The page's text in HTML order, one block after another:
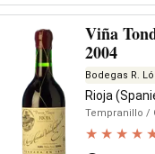
Viña
2004
Bodegas R.
Rioja
Tempranillo /